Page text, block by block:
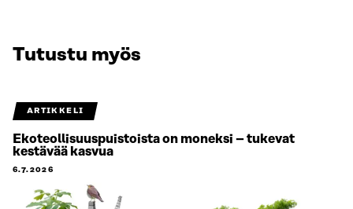
Tutustu myös
ARTIKKELI
Ekoteollisuuspuistoista on moneksi – tukevat
kestävää kasvua
6.7.2026